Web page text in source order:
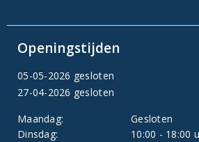
Openingstijden
05-05-2026 gesloten
27-04-2026 gesloten
Maandag:
Gesloten
Dinsdag:
10:00 - 18:00